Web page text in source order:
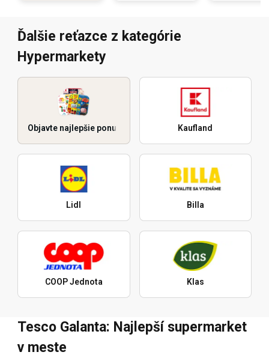
Ďalšie reťazce z kategórie
Hypermarkety
Objavte najlepšie ponuky Kaufland
Lidl Billa
COOP Jednota Klas
Tesco Galanta: Najlepší supermarket
v meste